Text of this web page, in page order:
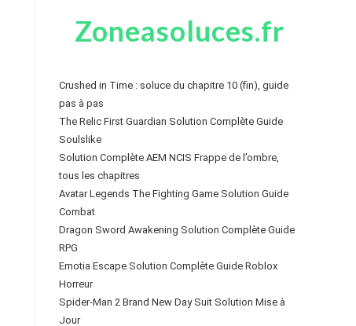
Zoneasoluces.fr
Crushed in Time : soluce du chapitre 10 (fin), guide
pas à pas
The Relic First Guardian Solution Complète Guide
Soulslike
Solution Complète AEM NCIS Frappe de l’ombre,
tous les chapitres
Avatar Legends The Fighting Game Solution Guide
Combat
Dragon Sword Awakening Solution Complète Guide
RPG
Emotia Escape Solution Complète Guide Roblox
Horreur
Spider-Man 2 Brand New Day Suit Solution Mise à
Jour